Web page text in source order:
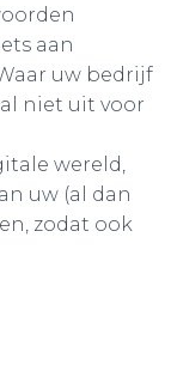
aan
uw bedrijf
niet uit voor
wereld,
uw (al dan
zodat ook